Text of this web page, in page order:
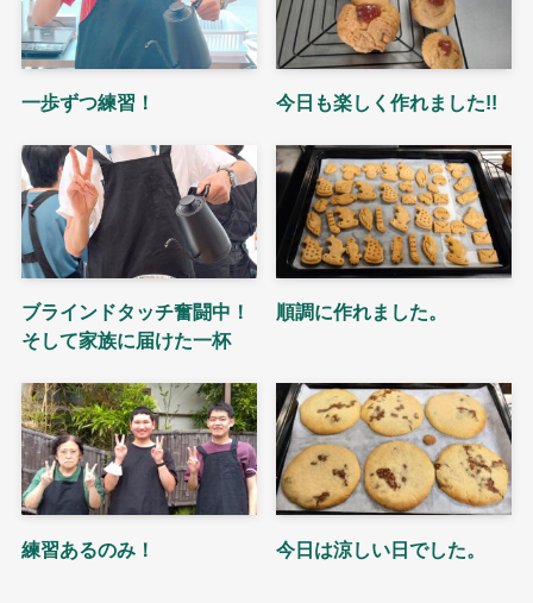
一歩ずつ練習！ 今日も楽しく作れました!!
ブラインドタッチ奮闘中！
そして家族に届けた一杯
順調に作れました。
練習あるのみ！ 今日は涼しい日でした。